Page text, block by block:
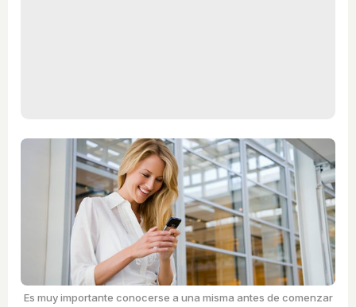
Es muy importante conocerse a una misma antes de comenzar